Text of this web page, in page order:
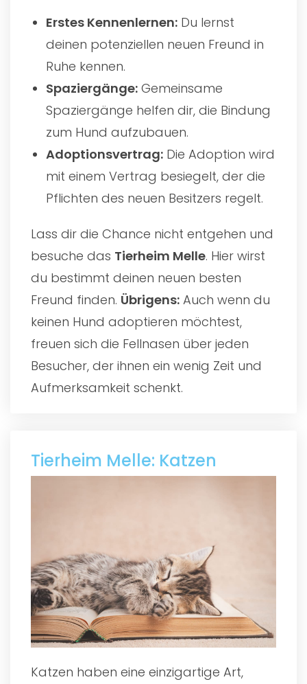
Erstes Kennenlernen: Du lernst
deinen potenziellen neuen Freund in
Ruhe kennen.
Spaziergänge: Gemeinsame
Spaziergänge helfen dir, die Bindung
zum Hund aufzubauen.
Adoptionsvertrag: Die Adoption wird
mit einem Vertrag besiegelt, der die
Pflichten des neuen Besitzers regelt.
Lass dir die Chance nicht entgehen und
besuche das Tierheim Melle. Hier wirst
du bestimmt deinen neuen besten
Freund finden. Übrigens: Auch wenn du
keinen Hund adoptieren möchtest,
freuen sich die Fellnasen über jeden
Besucher, der ihnen ein wenig Zeit und
Aufmerksamkeit schenkt.
Tierheim Melle: Katzen
Katzen haben eine einzigartige Art,